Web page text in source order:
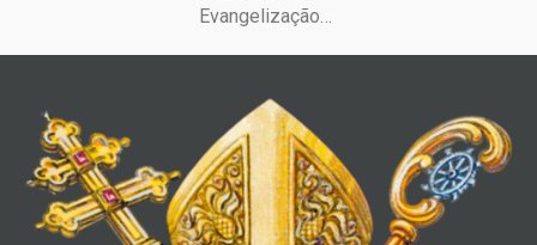
Evangelização…